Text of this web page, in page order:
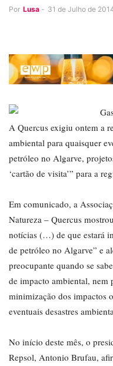
Por Lusa - 31 de Julho de
A Quercus exigiu ontem a
ambiental para quaisquer
petróleo no Algarve,
‘cartão de visita’” para a
Em comunicado, a
Natureza – Quercus
notícias (…) de que estará
de petróleo no Algarve” e
preocupante quando se
de impacto ambiental, nem
minimização dos impactos
eventuais desastres
No início deste mês, o
Repsol, Antonio Brufau,